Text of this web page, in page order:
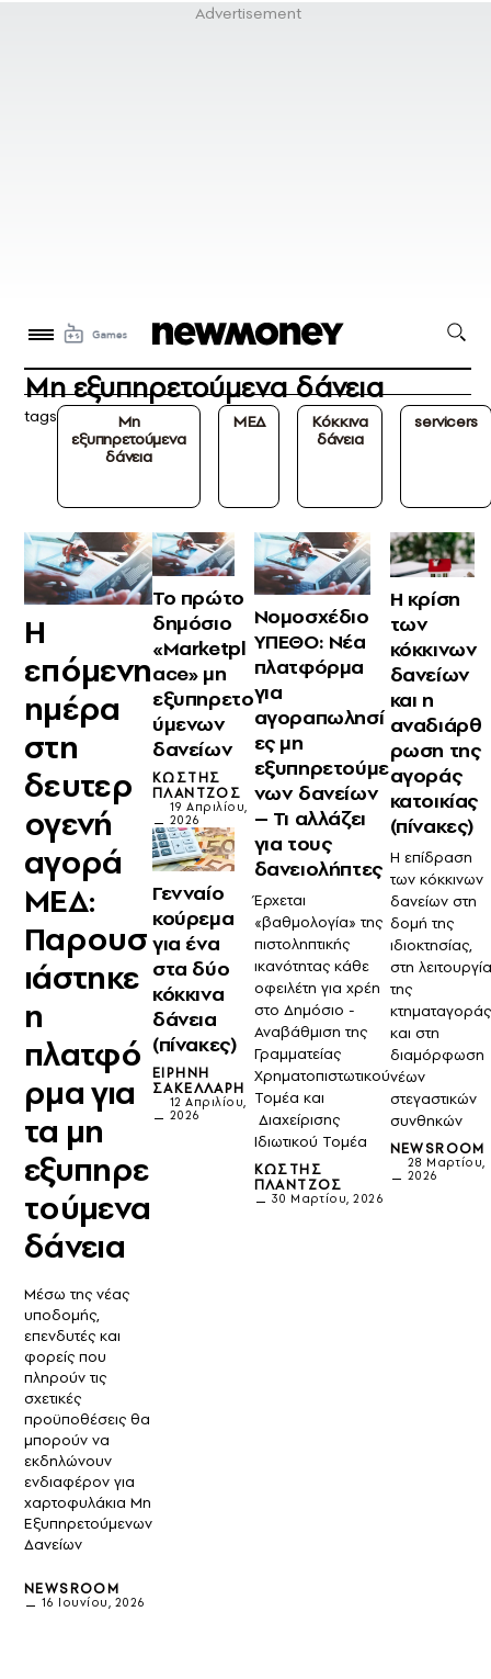
Μη εξυπηρετούμενα δάνεια
tags
Μη
εξυπηρετούμενα
δάνεια
ΜΕΔ
Κόκκινα
δάνεια
servicers
Η
επόμενη
ημέρα
στη
δευτερ
ογενή
αγορά
ΜΕΔ:
Παρουσ
ιάστηκε
η
πλατφό
ρμα για
τα μη
εξυπηρε
τούμενα
δάνεια
Μέσω της νέας
υποδομής,
επενδυτές και
φορείς που
πληρούν τις
σχετικές
προϋποθέσεις θα
μπορούν να
εκδηλώνουν
ενδιαφέρον για
χαρτοφυλάκια Μη
Εξυπηρετούμενων
Δανείων
NEWSROOM
16 Ιουνίου, 2026
Το πρώτο
δημόσιο
«Marketpl
ace» μη
εξυπηρετο
ύμενων
δανείων
ΚΩΣΤΉΣ
ΠΛΆΝΤΖΟΣ
19 Απριλίου,
2026
Γενναίο
κούρεμα
για ένα
στα δύο
κόκκινα
δάνεια
(πίνακες)
ΕΙΡΉΝΗ
ΣΑΚΕΛΛΆΡΗ
12 Απριλίου,
2026
Νομοσχέδιο
ΥΠΕΘΟ: Νέα
πλατφόρμα
για
αγοραπωλησί
ες μη
εξυπηρετούμε
νων δανείων
– Τι αλλάζει
για τους
δανειολήπτες
Έρχεται
«βαθμολογία» της
πιστοληπτικής
ικανότητας κάθε
οφειλέτη για χρέη
στο Δημόσιο -
Αναβάθμιση της
Γραμματείας
Χρηματοπιστωτικού
Τομέα και
Διαχείρισης
Ιδιωτικού Τομέα
ΚΩΣΤΉΣ
ΠΛΆΝΤΖΟΣ
30 Μαρτίου, 2026
Η κρίση
των
κόκκινων
δανείων
και η
αναδιάρθ
ρωση της
αγοράς
κατοικίας
(πίνακες)
Η επίδραση
των κόκκινων
δανείων στη
δομή της
ιδιοκτησίας,
στη λειτουργία
της
κτηματαγοράς
και στη
διαμόρφωση
νέων
στεγαστικών
συνθηκών
NEWSROOM
28 Μαρτίου,
2026